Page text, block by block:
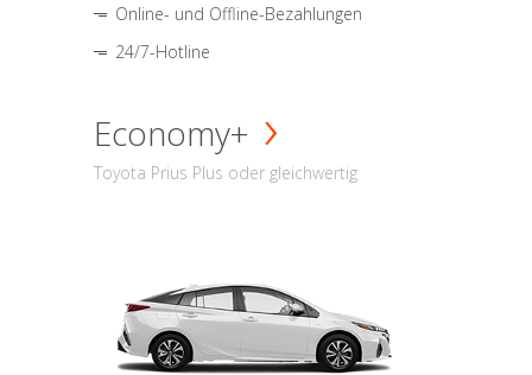
Online- und Offline-Bezahlungen
24/7-Hotline
Economy+
Toyota Prius Plus oder gleichwertig